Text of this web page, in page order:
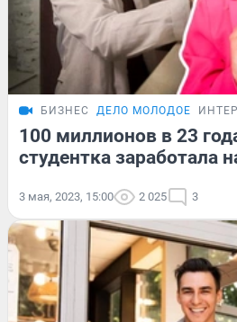
БИЗНЕС ДЕЛО МОЛОДОЕ
100 миллионов в 23
студентка заработала
3 мая, 2023, 15:00 2 025 3